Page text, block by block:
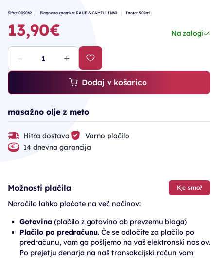
Šifra: 009062 Blagovna znamka: RAUE & CAMILLEN60 Enota: 500ml
13,90€ Na zalogi
Dodaj v košarico
masažno olje z meto
Hitra dostava
Varno plačilo
14 dnevna garancija
Možnosti plačila Kje smo?
Naročilo lahko plačate na več načinov:
Gotovina (plačilo z gotovino ob prevzemu blaga)
Plačilo po predračunu. Če se odločite za plačilo po
predračunu, vam ga pošljemo na vaš elektronski naslov.
Po prejetju denarja na naš transakcijski račun vam